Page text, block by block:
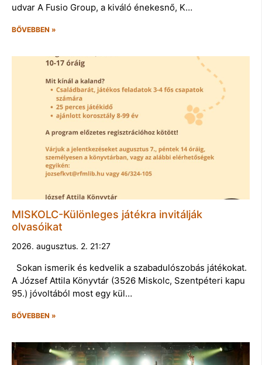
udvar A Fusio Group, a kiváló énekesnő, K…
BŐVEBBEN »
MISKOLC-Különleges játékra invitálják
olvasóikat
2026. augusztus. 2. 21:27
Sokan ismerik és kedvelik a szabadulószobás játékokat.
A József Attila Könyvtár (3526 Miskolc, Szentpéteri kapu
95.) jóvoltából most egy kül…
BŐVEBBEN »